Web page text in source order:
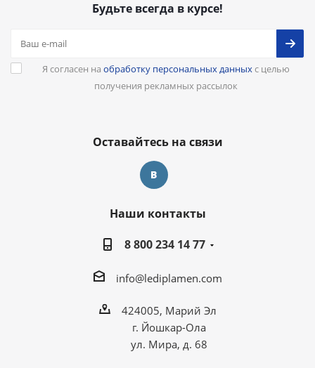
Будьте всегда в курсе!
Я согласен на обработку персональных данныхс целью
получения рекламных рассылок
Оставайтесь на связи
Наши контакты
8 800 234 14 77
info@lediplamen.com
424005, Марий Эл
г. Йошкар-Ола
ул. Мира, д. 68